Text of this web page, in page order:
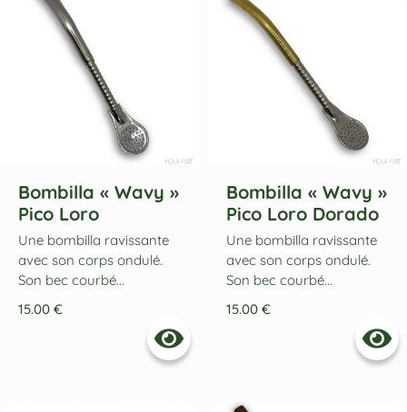
Bombilla « Wavy »
Pico Loro
Une bombilla ravissante
avec son corps ondulé.
Son bec courbé...
15.00 €
Bombilla « Wavy »
Pico Loro Dorado
Une bombilla ravissante
avec son corps ondulé.
Son bec courbé...
15.00 €